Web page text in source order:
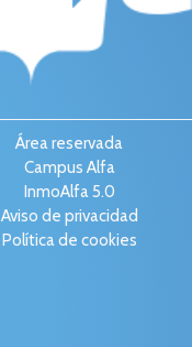
Área reservada
Campus Alfa
InmoAlfa 5.0
Aviso de privacidad
Política de cookies